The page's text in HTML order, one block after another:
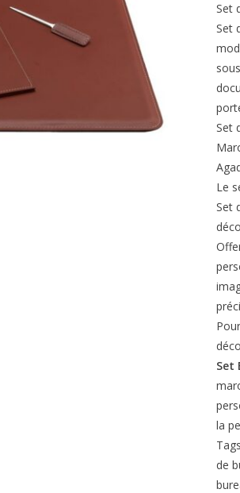
Set
Set
Set
Le
Set
Set
la
de